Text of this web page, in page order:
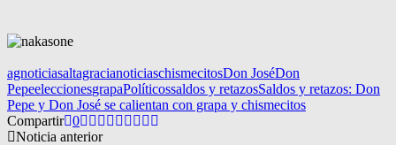
agnoticiasaltagracianoticiaschismecitosDon JoséDon
PepeeleccionesgrapaPolíticossaldos y retazosSaldos y retazos: Don
Pepe y Don José se calientan con grapa y chismecitos
Compartir 0
Noticia anterior